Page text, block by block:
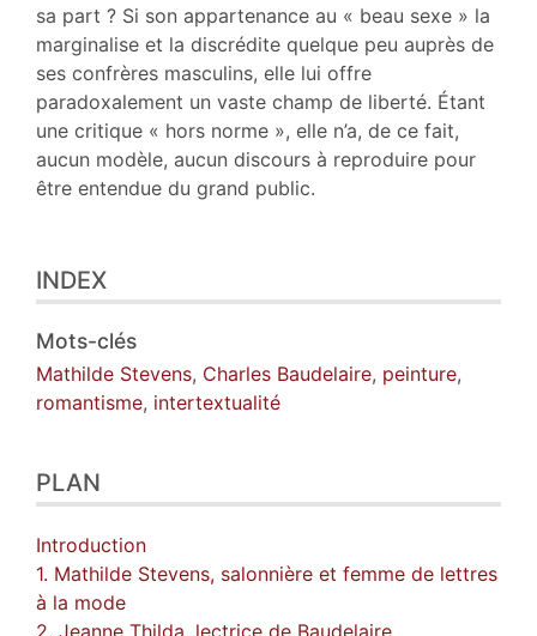
sa part ? Si son appartenance au « beau sexe » la
marginalise et la discrédite quelque peu auprès de
ses confrères masculins, elle lui offre
paradoxalement un vaste champ de liberté. Étant
une critique « hors norme », elle n’a, de ce fait,
aucun modèle, aucun discours à reproduire pour
être entendue du grand public.
INDEX
Mots-clés
Mathilde Stevens, Charles Baudelaire, peinture,
romantisme, intertextualité
PLAN
Introduction
1. Mathilde Stevens, salonnière et femme de lettres
à la mode
2. Jeanne Thilda, lectrice de Baudelaire